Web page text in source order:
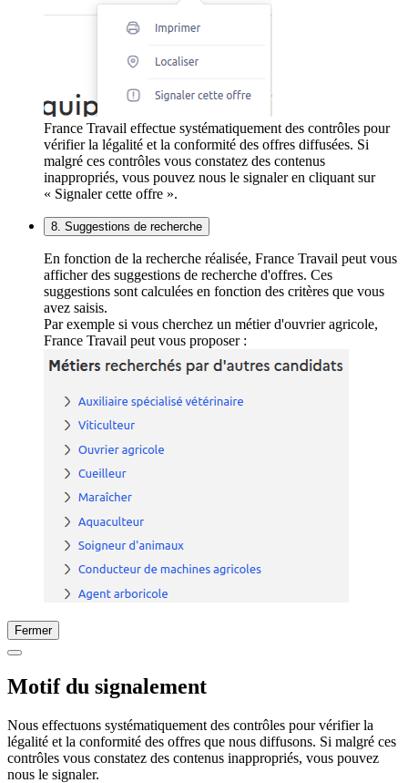
France Travail effectue systématiquement des contrôles pour
vérifier la légalité et la conformité des offres diffusées. Si
malgré ces contrôles vous constatez des contenus
inappropriés, vous pouvez nous le signaler en cliquant sur
« Signaler cette offre ».
8. Suggestions de recherche
En fonction de la recherche réalisée, France Travail peut vous
afficher des suggestions de recherche d'offres. Ces
suggestions sont calculées en fonction des critères que vous
avez saisis.
Par exemple si vous cherchez un métier d'ouvrier agricole,
France Travail peut vous proposer :
Fermer
Motif du signalement
Nous effectuons systématiquement des contrôles pour vérifier la
légalité et la conformité des offres que nous diffusons. Si malgré ces
contrôles vous constatez des contenus inappropriés, vous pouvez
nous le signaler.